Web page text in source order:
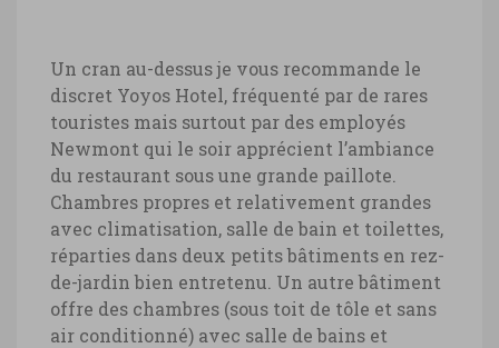
Un cran au-dessus je vous recommande le
discret Yoyos Hotel, fréquenté par de rares
touristes mais surtout par des employés
Newmont qui le soir apprécient l’ambiance
du restaurant sous une grande paillote.
Chambres propres et relativement grandes
avec climatisation, salle de bain et toilettes,
réparties dans deux petits bâtiments en rez-
de-jardin bien entretenu. Un autre bâtiment
offre des chambres (sous toit de tôle et sans
air conditionné) avec salle de bains et